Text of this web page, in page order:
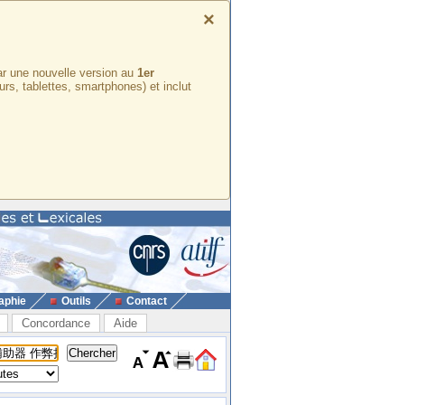
×
une nouvelle version au 1er
tablettes, smartphones) et inclut
Outils Contact
Concordance Aide